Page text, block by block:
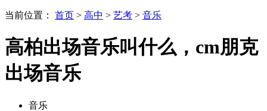
当前位置： 首页 > 高中 > 艺考 > 音乐
高柏出场音乐叫什么，cm朋克
出场音乐
音乐